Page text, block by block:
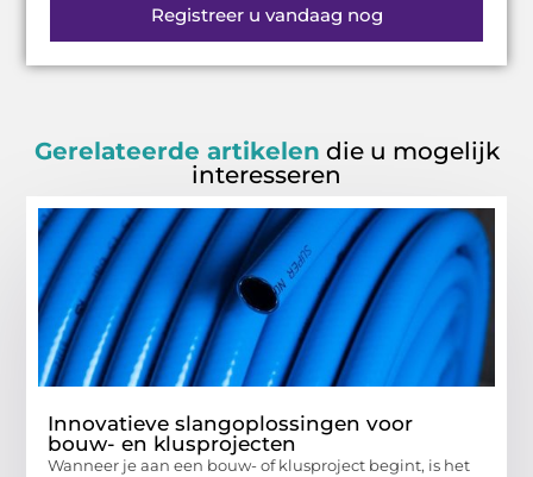
Registreer u vandaag nog
Gerelateerde artikelen die u mogelijk
interesseren
Innovatieve slangoplossingen voor
bouw- en klusprojecten
Wanneer je aan een bouw- of klusproject begint, is het